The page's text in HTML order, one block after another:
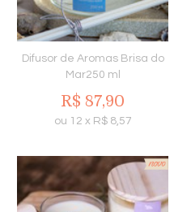
Difusor de Aromas Brisa do
Mar250 ml
R$ 87,90
ou 12 x R$ 8,57